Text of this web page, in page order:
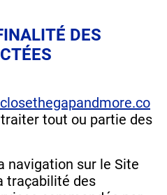
DES
tout ou partie des
navigation sur le Site
traçabilité des